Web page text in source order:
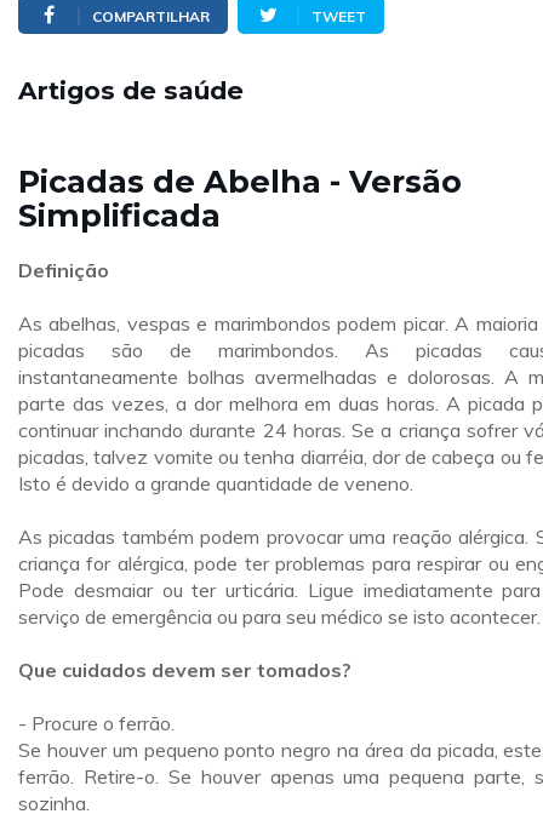
COMPARTILHAR TWEET
Artigos de saúde
Picadas de Abelha - Versão
Simplificada
Definição
As abelhas, vespas e marimbondos podem picar. A
picadas são de marimbondos. As picadas
instantaneamente bolhas avermelhadas e dolorosas. A
parte das vezes, a dor melhora em duas horas. A picada
continuar inchando durante 24 horas. Se a criança sofrer
picadas, talvez vomite ou tenha diarréia, dor de cabeça ou
Isto é devido a grande quantidade de veneno.
As picadas também podem provocar uma reação alérgica.
criança for alérgica, pode ter problemas para respirar ou
Pode desmaiar ou ter urticária. Ligue imediatamente
serviço de emergência ou para seu médico se isto acontecer.
Que cuidados devem ser tomados?
- Procure o ferrão.
Se houver um pequeno ponto negro na área da picada,
ferrão. Retire-o. Se houver apenas uma pequena parte,
sozinha.